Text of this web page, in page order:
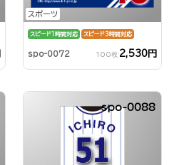
スポーツ
スピード1時間対応 スピード3時間対応
spo-0072 100枚 2,530円
spo-0088